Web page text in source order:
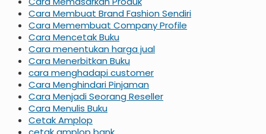
Cara Membuat Brand Fashion Sendiri
Cara Memembuat Company Profile
Cara Mencetak Buku
Cara menentukan harga jual
Cara Menerbitkan Buku
cara menghadapi customer
Cara Menghindari Pinjaman
Cara Menjadi Seorang Reseller
Cara Menulis Buku
Cetak Amplop